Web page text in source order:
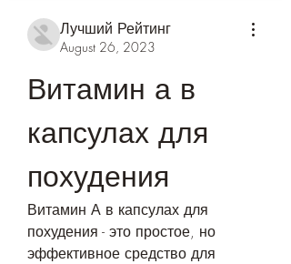
Лучший Рейтинг
August 26, 2023
Витамин а в
капсулах для
похудения
Витамин А в капсулах для
похудения - это простое, но
эффективное средство для